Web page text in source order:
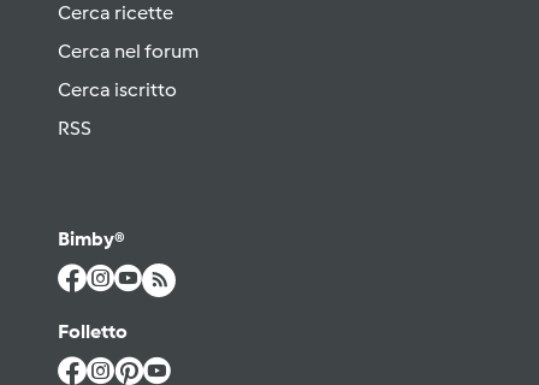
Cerca ricette
Cerca nel forum
Cerca iscritto
RSS
Bimby®
Folletto